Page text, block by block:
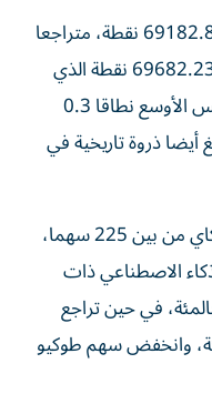
ونزل المؤشر نيكاي 0.2 بالمئة إلى 69182.87 ​نقطة، متراجعا
من أعلى مستوى على ‌الإطلاق البالغ 69682.23 نقطة الذي
سجله الاثنين. وانخفض المؤشر ⁠توبكس الأوسع نطاقا 0.3
بعد أن بلغ أيضا ​ذروة ‌تاريخية في
وانخفض 155 سهما على المؤشر نيكاي من بين 225 ‌سهما،
الذكاء الاصطناعي ‌ذات
إذ ارتفع سهم أدفانتست 3.3 بالمئة، في حين تراجع
​سوفت بنك 3.1 بالمئة، وانخفض سهم طوكيو